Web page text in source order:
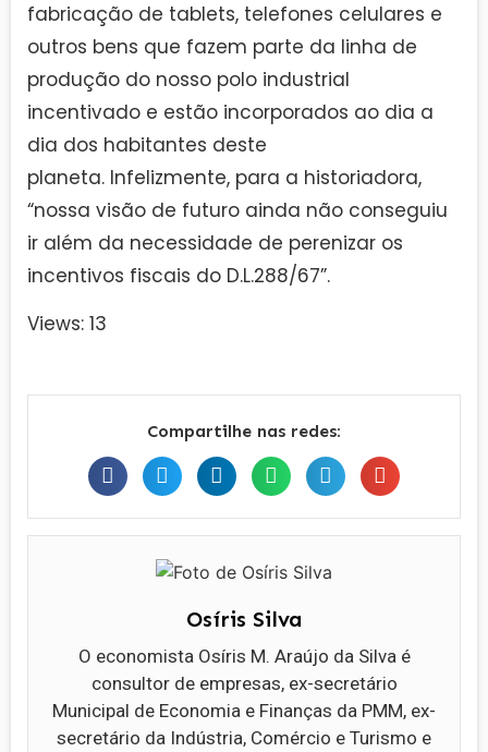
fabricação de tablets, telefones celulares e
outros bens que fazem parte da linha de
produção do nosso polo industrial
incentivado e estão incorporados ao dia a
dia dos habitantes deste
planeta. Infelizmente, para a historiadora,
“nossa visão de futuro ainda não conseguiu
ir além da necessidade de perenizar os
incentivos fiscais do D.L.288/67”.
Views: 13
Compartilhe nas redes:
Osíris Silva
O economista Osíris M. Araújo da Silva é
consultor de empresas, ex-secretário
Municipal de Economia e Finanças da PMM, ex-
secretário da Indústria, Comércio e Turismo e